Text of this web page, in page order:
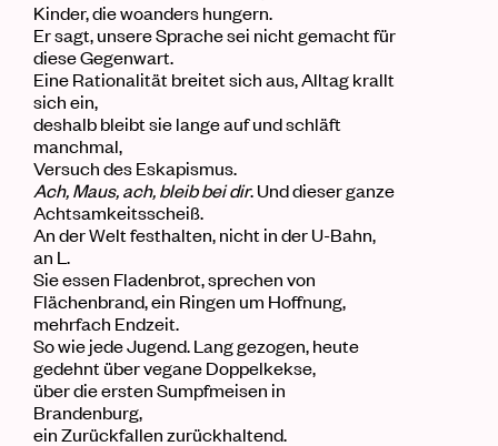
Kinder, die woanders hungern.
Er sagt, unsere Sprache sei nicht gemacht für
diese Gegenwart.
Eine Rationalität breitet sich aus, Alltag krallt
sich ein,
deshalb bleibt sie lange auf und schläft
manchmal,
Versuch des Eskapismus.
Ach, Maus, ach, bleib bei dir. Und dieser ganze
Achtsamkeitsscheiß.
An der Welt festhalten, nicht in der U-Bahn,
an L.
Sie essen Fladenbrot, sprechen von
Flächenbrand, ein Ringen um Hoffnung,
mehrfach Endzeit.
So wie jede Jugend. Lang gezogen , heute
gedehnt über vegane Doppelkekse,
über die ersten Sumpfmeisen in
Brandenburg,
ein Zurückfallen zurückhaltend.